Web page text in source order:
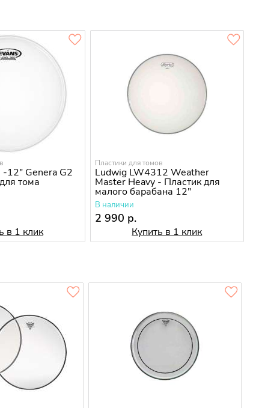
-12" Genera G2
тома
в 1 клик
Пластики для томов
Ludwig LW4312 Weather
Master Heavy - Пластик для
малого барабана 12"
В наличии
2 990 р.
Купить в 1 клик